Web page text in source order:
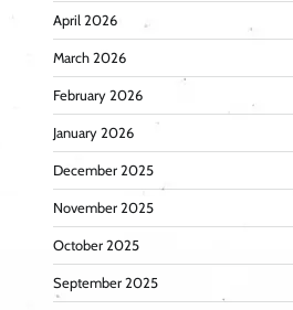
April 2026
March 2026
February 2026
January 2026
December 2025
November 2025
October 2025
September 2025